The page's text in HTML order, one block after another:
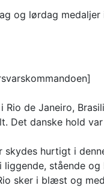
og lørdag
Rio de Janeiro,
Det danske hold
skydes hurtigt i
stående
sker i blæst og